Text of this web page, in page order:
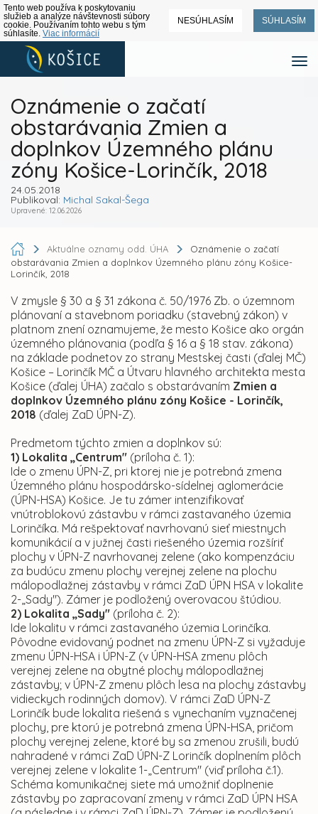
Tento web používa k poskytovaniu
služieb a analýze návštevnosti súbory
cookie. Používaním tohto webu s tým
súhlasíte. Viac informácií
NESÚHLASÍM SÚHLASÍM
Oznámenie o začatí
obstarávania Zmien a
doplnkov Územného plánu
zóny Košice-Lorinčík, 2018
24.05.2018
Publikoval: Michal Sakal-Šega
Upravené: 12.06.2026
Aktuálne oznamy odd. ÚHA
Oznámenie o začatí
obstarávania Zmien a doplnkov Územného plánu zóny Košice-
Lorinčík, 2018
V zmysle § 30 a § 31 zákona č. 50/1976 Zb. o územnom
plánovaní a stavebnom poriadku (stavebný zákon) v
platnom znení oznamujeme, že mesto Košice ako orgán
územného plánovania (podľa § 16 a § 18 stav. zákona)
na základe podnetov zo strany Mestskej časti (ďalej MČ)
Košice – Lorinčík MČ a Útvaru hlavného architekta mesta
Košice (ďalej ÚHA) začalo s obstarávaním Zmien a
doplnkov Územného plánu zóny Košice - Lorinčík,
2018 (ďalej ZaD ÚPN-Z).
Predmetom týchto zmien a doplnkov sú:
1) Lokalita „Centrum" (príloha č. 1):
Ide o zmenu ÚPN-Z, pri ktorej nie je potrebná zmena
Územného plánu hospodársko-sídelnej aglomerácie
(ÚPN-HSA) Košice. Je tu zámer intenzifikovať
vnútroblokovú zástavbu v rámci zastavaného územia
Lorinčíka. Má rešpektovať navrhovanú sieť miestnych
komunikácií a v južnej časti riešeného územia rozšíriť
plochy v ÚPN-Z navrhovanej zelene (ako kompenzáciu
za budúcu zmenu plochy verejnej zelene na plochu
málopodlažnej zástavby v rámci ZaD ÚPN HSA v lokalite
2-„Sady"). Zámer je podložený overovacou štúdiou.
2) Lokalita „Sady" (príloha č. 2):
Ide lokalitu v rámci zastavaného územia Lorinčíka.
Pôvodne evidovaný podnet na zmenu ÚPN-Z si vyžaduje
zmenu ÚPN-HSA i ÚPN-Z (v ÚPN-HSA zmenu plôch
verejnej zelene na obytné plochy málopodlažnej
zástavby; v ÚPN-Z zmenu plôch lesa na plochy zástavby
vidieckych rodinných domov). V rámci ZaD ÚPN-Z
Lorinčík bude lokalita riešená s vynechaním vyznačenej
plochy, pre ktorú je potrebná zmena ÚPN-HSA, pričom
plochy verejnej zelene, ktoré by sa zmenou zrušili, budú
nahradené v rámci ZaD ÚPN-Z Lorinčík doplnením plôch
verejnej zelene v lokalite 1-„Centrum" (viď príloha č.1).
Schéma komunikačnej siete má umožniť doplnenie
zástavby po zapracovaní zmeny v rámci ZaD ÚPN HSA